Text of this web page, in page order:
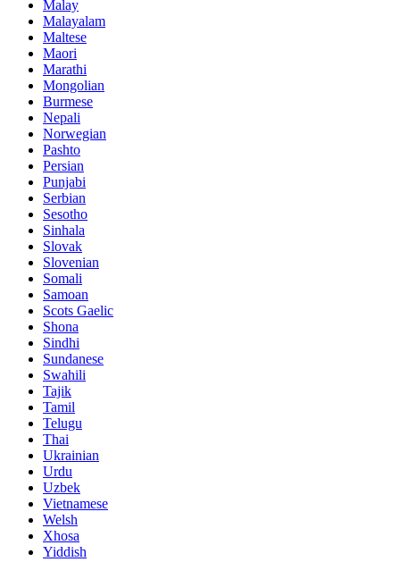
Malay
Malayalam
Maltese
Maori
Marathi
Mongolian
Burmese
Nepali
Norwegian
Pashto
Persian
Punjabi
Serbian
Sesotho
Sinhala
Slovak
Slovenian
Somali
Samoan
Scots Gaelic
Shona
Sindhi
Sundanese
Swahili
Tajik
Tamil
Telugu
Thai
Ukrainian
Urdu
Uzbek
Vietnamese
Welsh
Xhosa
Yiddish